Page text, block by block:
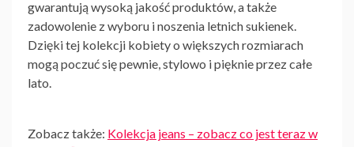
gwarantują wysoką jakość produktów, a także
zadowolenie z wyboru i noszenia letnich sukienek.
Dzięki tej kolekcji kobiety o większych rozmiarach
mogą poczuć się pewnie, stylowo i pięknie przez całe
lato.
Zobacz także: Kolekcja jeans – zobacz co jest teraz w